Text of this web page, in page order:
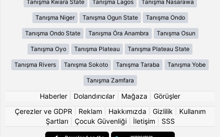
Tanışma Kwara State Tanışma Lagos Tanışma Nasarawa
Tanışma Niger Tanışma Ogun State Tanışma Ondo
Tanışma Ondo State Tanışma Ȯra Anambra Tanışma Osun
Tanışma Oyo Tanışma Plateau Tanışma Plateau State
Tanışma Rivers Tanışma Sokoto Tanışma Taraba Tanışma Yobe
Tanışma Zamfara
Haberler Dolandırıcılar Mağaza
Görüşler
Çerezler ve GDPR
Reklam Hakkımızda Gizlilik
Kullanım
Şartları| Çocuk Güvenliği| İletişim SSS